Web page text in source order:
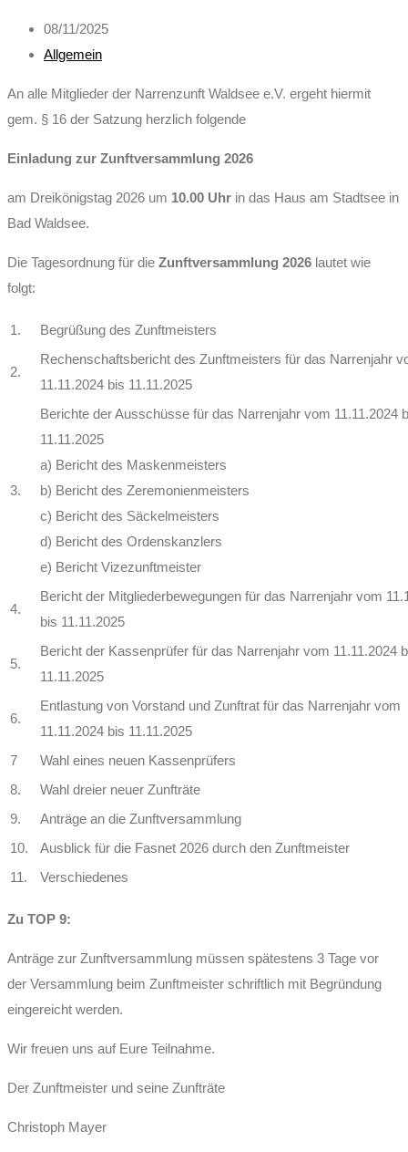
08/11/2025
Allgemein
An alle Mitglieder der Narrenzunft Waldsee e.V. ergeht hiermit
gem. § 16 der Satzung herzlich folgende
Einladung zur Zunftversammlung 2026
am Dreikönigstag 2026 um 10.00 Uhr in das Haus am Stadtsee in
Bad Waldsee.
Die Tagesordnung für die Zunftversammlung 2026 lautet wie
folgt:
1. Begrüßung des Zunftmeisters
2.
Rechenschaftsbericht des Zunftmeisters für das Narrenjahr
11.11.2024 bis 11.11.2025
3.
Berichte der Ausschüsse für das Narrenjahr vom 11.11.2024
11.11.2025
a) Bericht des Maskenmeisters
b) Bericht des Zeremonienmeisters
c) Bericht des Säckelmeisters
d) Bericht des Ordenskanzlers
e) Bericht Vizezunftmeister
4.
Bericht der Mitgliederbewegungen für das Narrenjahr vom
bis 11.11.2025
5.
Bericht der Kassenprüfer für das Narrenjahr vom 11.11.2024
11.11.2025
6.
Entlastung von Vorstand und Zunftrat für das Narrenjahr vom
11.11.2024 bis 11.11.2025
7
Wahl eines neuen Kassenprüfers
8.
Wahl dreier neuer Zunfträte
9.
Anträge an die Zunftversammlung
10.
Ausblick für die Fasnet 2026 durch den Zunftmeister
11.
Verschiedenes
Zu TOP 9:
Anträge zur Zunftversammlung müssen spätestens 3 Tage vor
der Versammlung beim Zunftmeister schriftlich mit Begründung
eingereicht werden.
Wir freuen uns auf Eure Teilnahme.
Der Zunftmeister und seine Zunfträte
Christoph Mayer